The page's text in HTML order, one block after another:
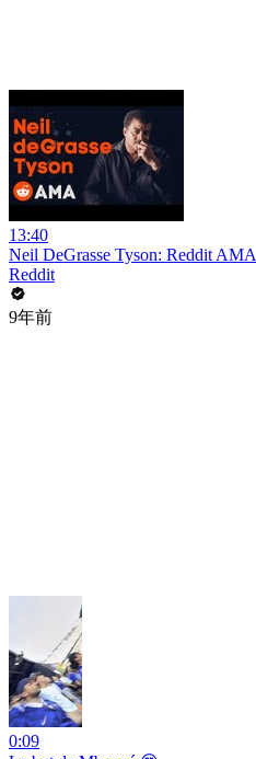
13:40
Neil DeGrasse Tyson: Reddit AMA
Reddit
9年前
0:09